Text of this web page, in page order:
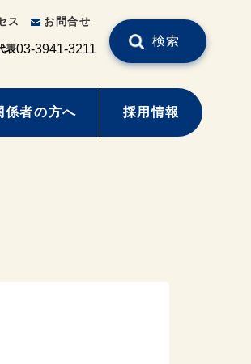
ス お問合せ
表03-3941-3211
検索
係者の方へ 採用情報